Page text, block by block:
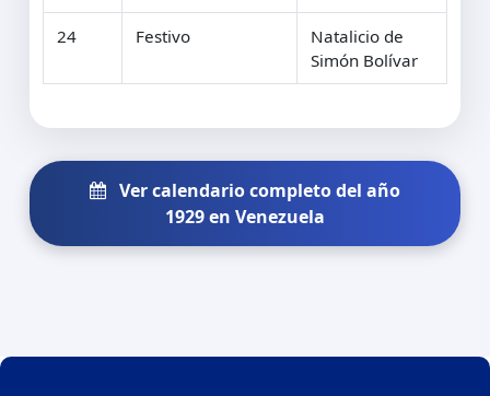
24 Festivo
Natalicio de
Simón Bolívar
Ver calendario completo del año
1929 en Venezuela